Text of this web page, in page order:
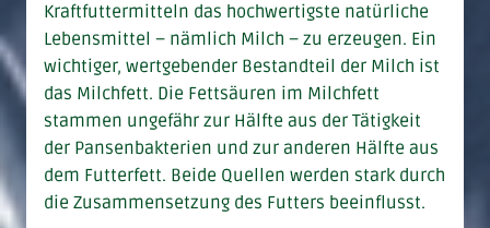
Kraftfuttermitteln das hochwertigste natürliche
Lebensmittel – nämlich Milch – zu erzeugen. Ein
wichtiger, wertgebender Bestandteil der Milch ist
das Milchfett. Die Fettsäuren im Milchfett
stammen ungefähr zur Hälfte aus der Tätigkeit
der Pansenbakterien und zur anderen Hälfte aus
dem Futterfett. Beide Quellen werden stark durch
die Zusammensetzung des Futters beeinflusst.